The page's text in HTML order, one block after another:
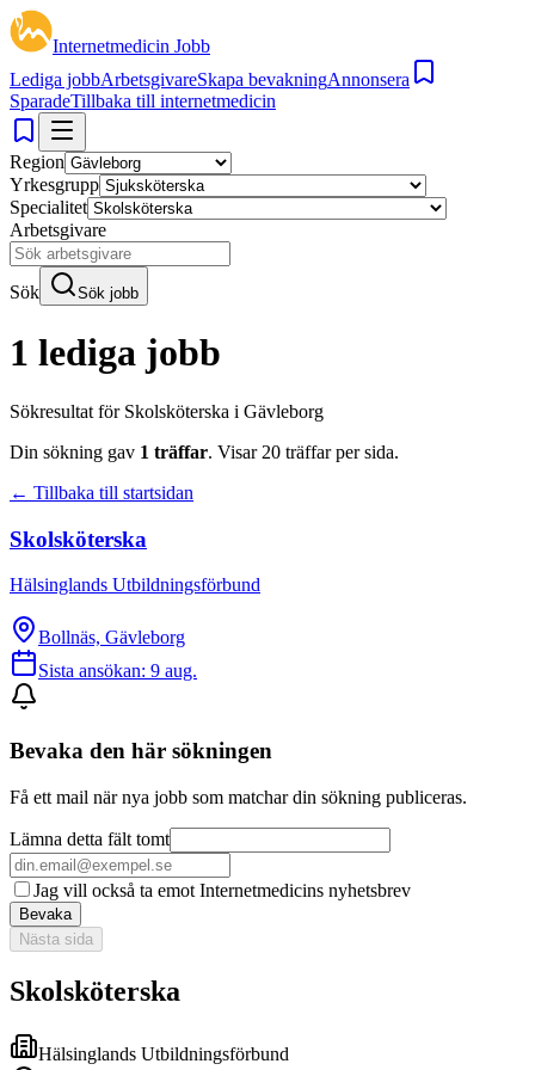
Internetmedicin Jobb
Lediga jobbArbetsgivareSkapa bevakningAnnonsera
SparadeTillbaka till internetmedicin
Region
Yrkesgrupp
Specialitet
Arbetsgivare
Sök Sök jobb
1 lediga jobb
Sökresultat för Skolsköterska i Gävleborg
Din sökning gav 1 träffar. Visar 20 träffar per sida.
← Tillbaka till startsidan
Skolsköterska
Hälsinglands Utbildningsförbund
Bollnäs, Gävleborg
Sista ansökan: 9 aug.
Bevaka den här sökningen
Få ett mail när nya jobb som matchar din sökning publiceras.
Lämna detta fält tomt
Jag vill också ta emot Internetmedicins nyhetsbrev
Bevaka
Nästa sida
Skolsköterska
Hälsinglands Utbildningsförbund